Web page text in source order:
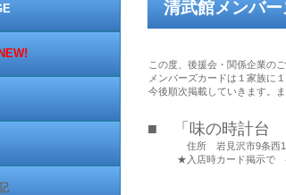
清武館メンバ
この度、後援会・関係企業の
メンバーズカードは１家族に
今後順次掲載していきます。
■ 「味の時計台
住所 岩見沢市9条西18
★入店時カード掲示で 各種
NEW!